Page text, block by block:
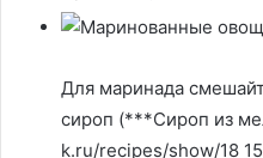
Для маринада
сироп (***Сироп из
k.ru/recipes/show/18